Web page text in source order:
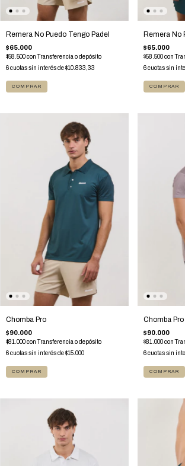
Remera No Puedo Tengo Padel
$65.000
$58.500con Transferencia o depósito
6cuotas sin interés de$10.833,33
COMPRAR
Remera No
$65.000
$58.500con
6 cuotas sin
COMPRAR
Chomba Pro
$90.000
$81.000con Transferencia o depósito
6cuotas sin interés de$15.000
COMPRAR
Chomba Pro
$90.000
$81.000con
6 cuotas sin
COMPRAR